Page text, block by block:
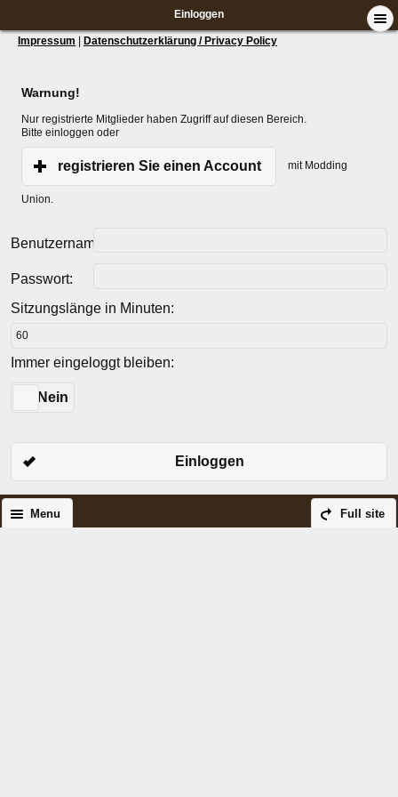
Einloggen
Impressum Datenschutzerklärung / Privacy Policy
Warnung!
Nur registrierte Mitglieder haben Zugriff auf diesen Bereich.
Bitte einloggen oder
registrieren Sie einen Account mit Modding
Union.
Benutzername:
Passwort:
Sitzungslänge in Minuten:
Immer eingeloggt bleiben:
Nein
Einloggen
Full site
Menu